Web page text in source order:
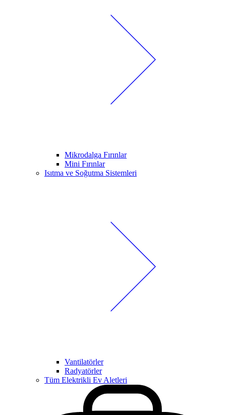
Mikrodalga Fırınlar
Mini Fırınlar
Isıtma ve Soğutma Sistemleri
Vantilatörler
Radyatörler
Tüm Elektrikli Ev Aletleri